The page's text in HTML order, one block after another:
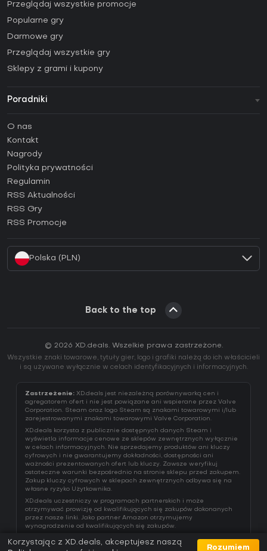
Przeglądaj wszystkie promocje
Popularne gry
Darmowe gry
Przeglądaj wszystkie gry
Sklepy z grami i kupony
Poradniki
Poradniki
Jak aktywować klucz Steam (CD Key)?
Jak aktywować klucz Epic Games (CD Key)?
Jak aktywować klucz GOG (CD Key)?
Jak aktywować klucz Ubisoft Connect (CD Key)?
O nas
Kontakt
Nagrody
Polityka prywatności
Regulamin
RSS Aktualności
RSS Gry
RSS Promocje
Polska (PLN)
Back to the top
© 2026 XD.deals. Wszelkie prawa zastrzeżone.
Wszystkie znaki towarowe, tytuły gier, logo i grafiki należą do ich właścicieli
i są używane wyłącznie w celach identyfikacyjnych i informacyjnych.
Zastrzeżenie: XD.deals jest niezależną porównywarką cen i
agregatorem ofert i nie jest powiązane ani wspierane przez Valve
Corporation. Steam oraz logo Steam są znakami towarowymi i/lub
zarejestrowanymi znakami towarowymi Valve Corporation.
XD.deals korzysta z publicznie dostępnych danych Steam i
wyświetla informacje cenowe ze sklepów zewnętrznych wyłącznie
w celach informacyjnych. Nie sprzedajemy produktów ani kluczy
cyfrowych i nie gwarantujemy dokładności, dostępności ani
ważności prezentowanych ofert lub kluczy. Zawsze weryfikuj
ostateczne warunki bezpośrednio na stronie sklepu przed zakupem.
Zakup kluczy cyfrowych w sklepach zewnętrznych odbywa się na
własne ryzyko Użytkownika.
XD.deals uczestniczy w programach partnerskich i może
otrzymywać prowizję od kwalifikujących się zakupów dokonanych
przez nasze linki. Jako partner Amazon otrzymujemy
wynagrodzenie od kwalifikujących się zakupów.
Korzystając z XD.deals, akceptujesz naszą
Rozumiem